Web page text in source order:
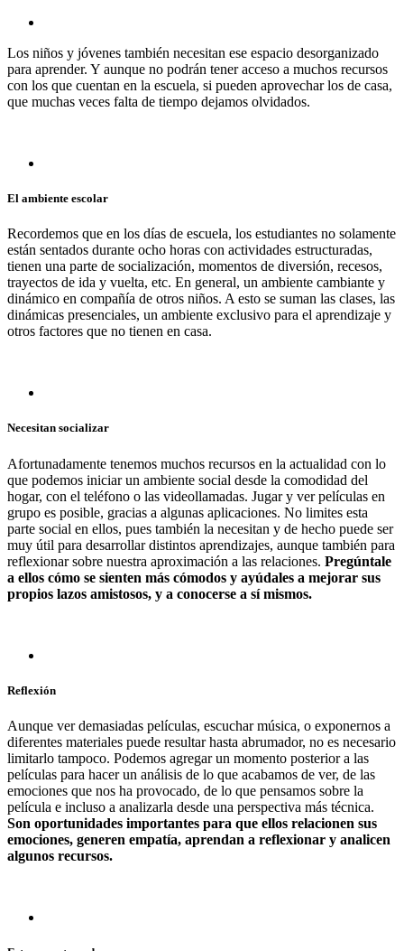
Los niños y jóvenes también necesitan ese espacio desorganizado
para aprender. Y aunque no podrán tener acceso a muchos recursos
con los que cuentan en la escuela, si pueden aprovechar los de casa,
que muchas veces falta de tiempo dejamos olvidados.
El ambiente escolar
Recordemos que en los días de escuela, los estudiantes no solamente
están sentados durante ocho horas con actividades estructuradas,
tienen una parte de socialización, momentos de diversión, recesos,
trayectos de ida y vuelta, etc. En general, un ambiente cambiante y
dinámico en compañía de otros niños. A esto se suman las clases, las
dinámicas presenciales, un ambiente exclusivo para el aprendizaje y
otros factores que no tienen en casa.
Necesitan socializar
Afortunadamente tenemos muchos recursos en la actualidad con lo
que podemos iniciar un ambiente social desde la comodidad del
hogar, con el teléfono o las videollamadas. Jugar y ver películas en
grupo es posible, gracias a algunas aplicaciones. No limites esta
parte social en ellos, pues también la necesitan y de hecho puede ser
muy útil para desarrollar distintos aprendizajes, aunque también para
reflexionar sobre nuestra aproximación a las relaciones. Pregúntale
a ellos cómo se sienten más cómodos y ayúdales a mejorar sus
propios lazos amistosos, y a conocerse a sí mismos.
Reflexión
Aunque ver demasiadas películas, escuchar música, o exponernos a
diferentes materiales puede resultar hasta abrumador, no es necesario
limitarlo tampoco. Podemos agregar un momento posterior a las
películas para hacer un análisis de lo que acabamos de ver, de las
emociones que nos ha provocado, de lo que pensamos sobre la
película e incluso a analizarla desde una perspectiva más técnica.
Son oportunidades importantes para que ellos relacionen sus
emociones, generen empatía, aprendan a reflexionar y analicen
algunos recursos.